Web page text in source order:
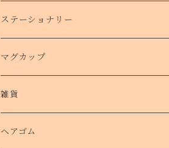
手帳型スマホケース
クリアケース
クッションバンパーケース
スマホリング
ステーショナリー
カード
クリアファイル
ステッカー
マグカップ
雑貨
パスケース
ヘアゴム